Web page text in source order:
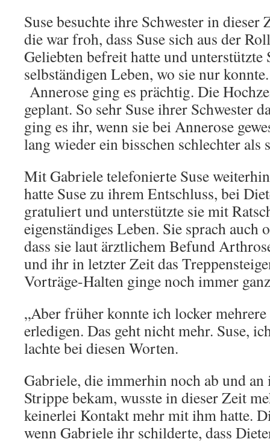
Suse besuchte ihre Schwester in
die war froh, dass Suse sich aus der
Geliebten befreit hatte und unterstützte
selbständigen Leben, wo sie nur konnte.
Annerose ging es prächtig. Die
geplant. So sehr Suse ihrer Schwester
ging es ihr, wenn sie bei Annerose
lang wieder ein bisschen schlechter als
Mit Gabriele telefonierte Suse
hatte Suse zu ihrem Entschluss, bei
gratuliert und unterstützte sie mit
eigenständiges Leben. Sie sprach auch
dass sie laut ärztlichem Befund
und ihr in letzter Zeit das
Vorträge-Halten ginge noch immer
„Aber früher konnte ich locker
erledigen. Das geht nicht mehr. Suse,
lachte bei diesen Worten.
Gabriele, die immerhin noch ab und
Strippe bekam, wusste in dieser Zeit
keinerlei Kontakt mehr mit ihm hatte.
wenn Gabriele ihr schilderte, dass